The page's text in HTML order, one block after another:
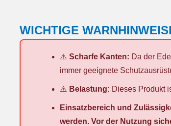
WICHTIGE
⚠️ Scharfe Kanten: Da der
immer geeignete
⚠️ Belastung: Dieses Produkt
Einsatzbereich und
werden. Vor der Nutzung